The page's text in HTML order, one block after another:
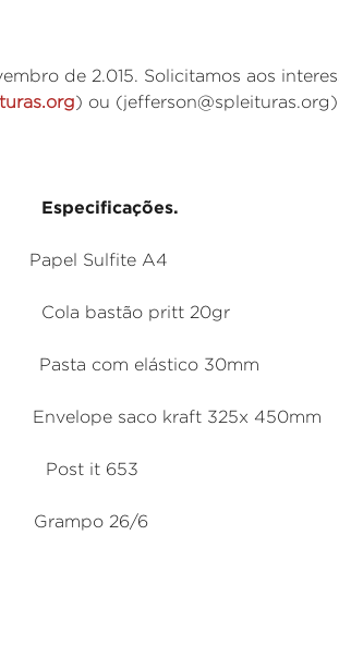
de 2.015. Solicitamos aos
) ou (jefferson@spleituras.org)
A4
pritt 20gr
30mm
kraft 325x 450mm
it 653
26/6